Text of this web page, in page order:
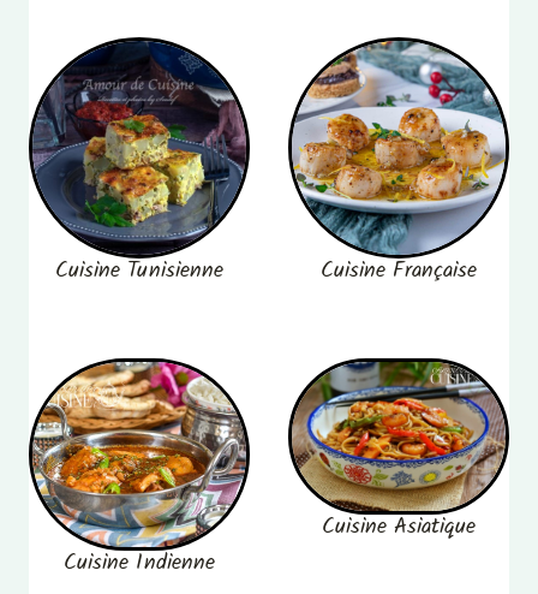
Cuisine Tunisienne Cuisine Française
Cuisine Indienne
Cuisine Asiatique